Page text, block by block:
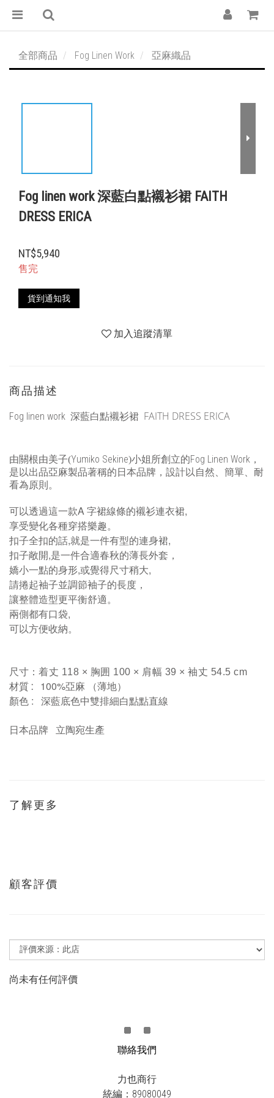
全部商品 Fog Linen Work 亞麻織品
Fog linen work 深藍白點襯衫裙 FAITH
DRESS ERICA
NT$5,940
售完
貨到通知我
加入追蹤清單
商品描述
Fog linen work 深藍白點襯衫裙 FAITH DRESS ERICA
由關根由美子(Yumiko Sekine)小姐所創立的Fog Linen Work ，
是以出品亞麻製品著稱的日本品牌，設計以自然、簡單、耐
看為原則。
可以透過這一款A 字裙線條的襯衫連衣裙,
享受變化各種穿搭樂趣。
扣子全扣的話,就是一件有型的連身裙,
扣子敞開,是一件合適春秋的薄長外套，
嬌小一點的身形,或覺得尺寸稍大,
請捲起袖子並調節袖子的長度，
讓整體造型更平衡舒適。
兩側都有口袋,
可以方便收納。
尺寸： 着丈 118 × 胸囲 100 × 肩幅 39 × 袖丈 54.5 cm
材質 : 100%亞麻
（薄地）
顏色 : 深藍底色中雙排細白點點直線
日本品牌 立陶宛生產
了解更多
顧客評價
尚未有任何評價
聯絡我們
力也商行
統編：89080049